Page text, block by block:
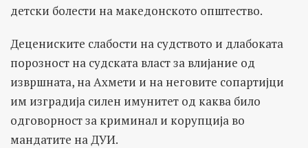
детски болести на македонското општество.
Децениските слабости на судството и длабоката
порозност на судската власт за влијание од
извршната, на Ахмети и на неговите сопартијци
им изградија силен имунитет од каква било
одговорност за криминал и корупција во
мандатите на ДУИ.